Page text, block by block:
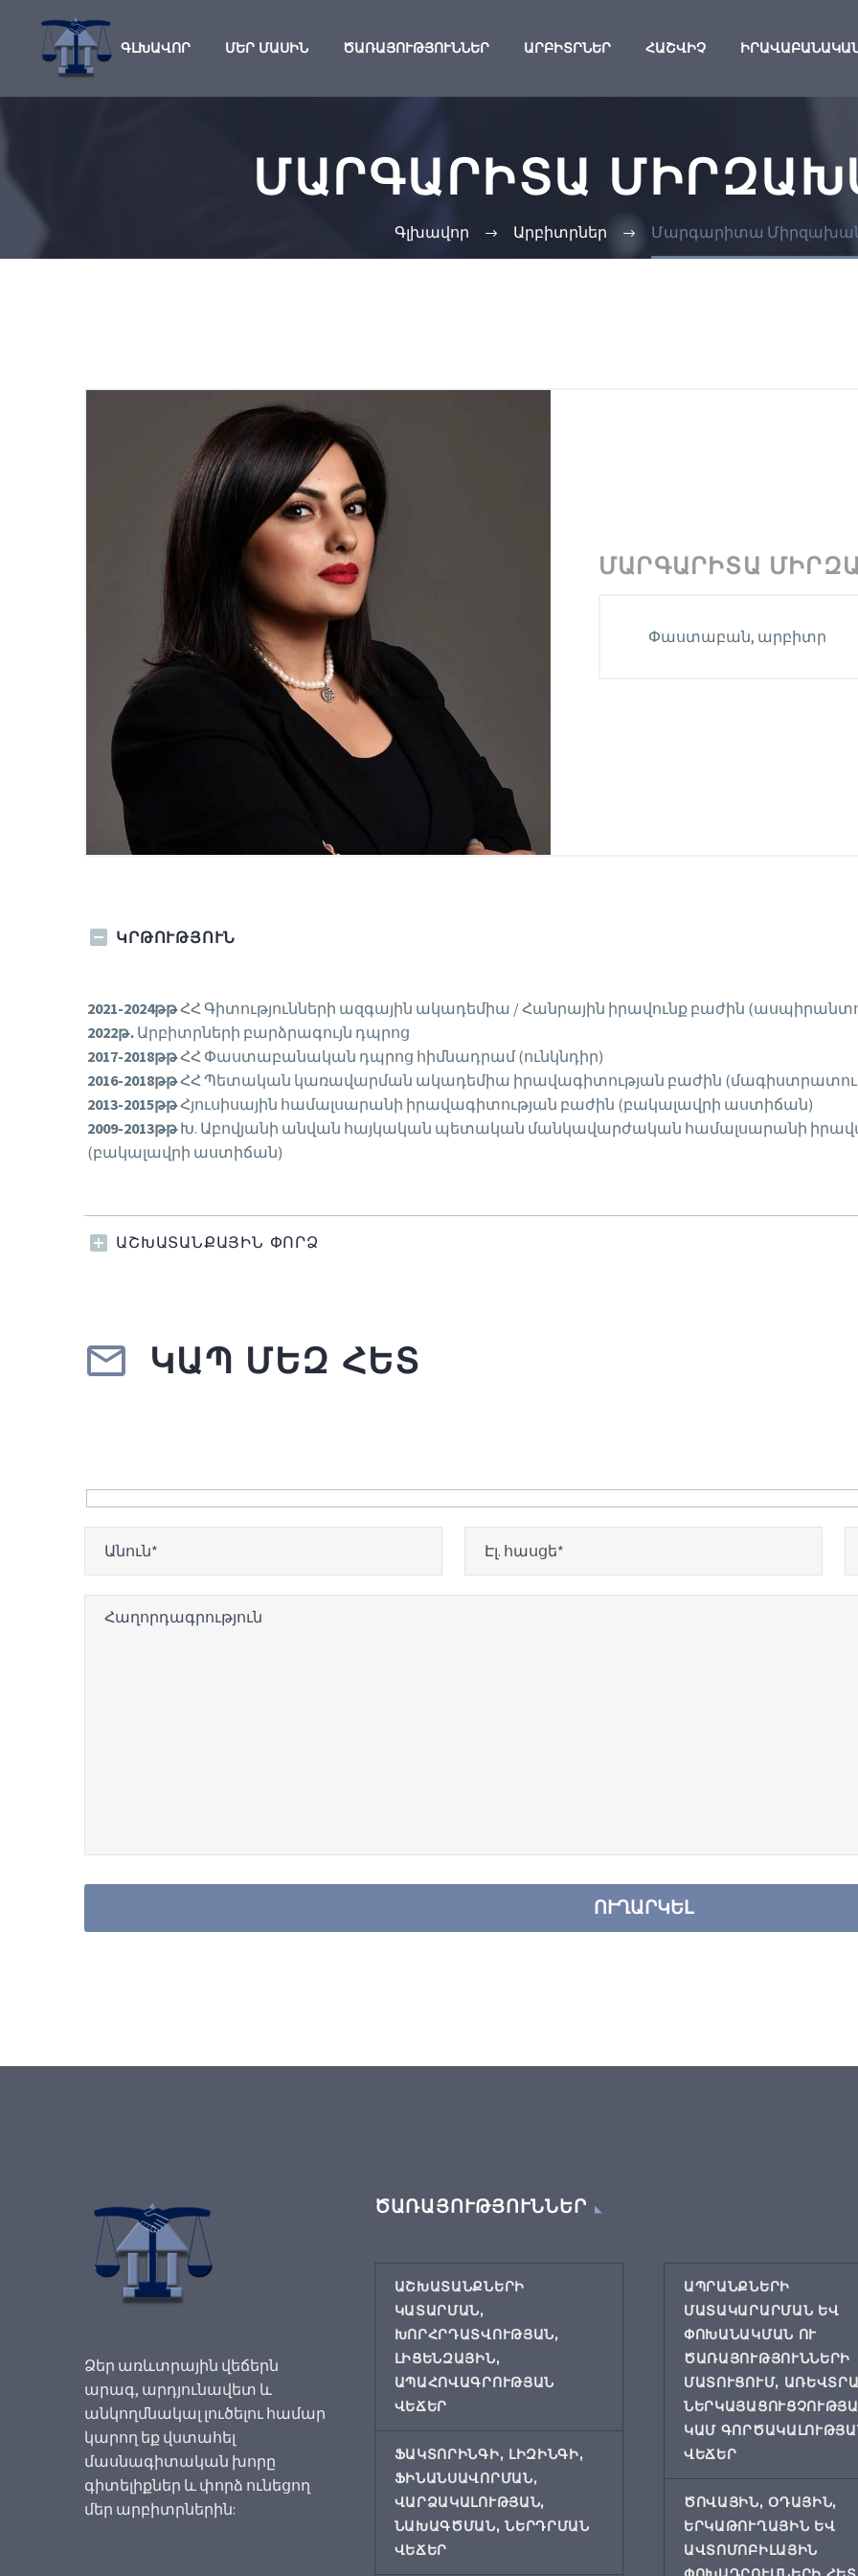
ԳԼԽԱՎՈՐ ՄԵՐ ՄԱՍԻՆ ԾԱՌԱՅՈՒԹՅՈՒՆՆԵՐ ԱՐԲԻՏՐՆԵՐ ՀԱՇՎԻՉ
ՄԱՐԳԱՐԻՏԱ
Գլխավոր Արբիտրներ Մարգարիտա
ՄԱՐԳԱՐԻՏԱ
Փաստաբան, արբիտր
ԿՐԹՈՒԹՅՈՒՆ
2021-2024թթՀՀ Գիտությունների ազգային ակադեմիա / Հանրային իրավունք բաժին
2022թ․ Արբիտրների բարձրագույն դպրոց
2017-2018թթՀՀ Փաստաբանական դպրոց հիմնադրամ (ունկնդիր)
2016-2018թթՀՀ Պետական կառավարման ակադեմիա իրավագիտության բաժին
2013-2015թթՀյուսիսային համալսարանի իրավագիտության բաժին (բակալավրի աստիճան)
2009-2013թթԽ. Աբովյանի անվան հայկական պետական մանկավարժական համալսարանի
(բակալավրի աստիճան)
ԱՇԽԱՏԱՆՔԱՅԻՆ ՓՈՐՁ

 ԿԱՊ ՄԵԶ ՀԵՏ
Ձեր առևտրային վեճերն
արագ, արդյունավետ և
անկողմնակալ լուծելու համար
կարող եք վստահել
մասնագիտական խորը
գիտելիքներ և փորձ ունեցող
մեր արբիտրներին:
ԾԱՌԱՅՈՒԹՅՈՒՆՆԵՐ
ԱՇԽԱՏԱՆՔՆԵՐԻ
ԿԱՏԱՐՄԱՆ,
ԽՈՐՀՐԴԱՏՎՈՒԹՅԱՆ,
ԼԻՑԵՆԶԱՅԻՆ,
ԱՊԱՀՈՎԱԳՐՈՒԹՅԱՆ
ՎԵՃԵՐ
ՖԱԿՏՈՐԻՆԳԻ, ԼԻԶԻՆԳԻ,
ՖԻՆԱՆՍԱՎՈՐՄԱՆ,
ՎԱՐՁԱԿԱԼՈՒԹՅԱՆ,
ՆԱԽԱԳԾՄԱՆ, ՆԵՐԴՐՄԱՆ
ՎԵՃԵՐ
ԱՊՐԱՆՔՆԵՐԻ
ՄԱՏԱԿԱՐԱՐՄԱՆ ԵՎ
ՓՈԽԱՆԱԿՄԱՆ ՈՒ
ԾԱՌԱՅՈՒԹՅՈՒՆՆԵՐԻ
ՄԱՏՈՒՑՈՒՄ,
ԿԱՄ
ՎԵՃԵՐ
ԾՈՎԱՅԻՆ, ՕԴԱՅԻՆ,
ԵՐԿԱԹՈՒՂԱՅԻՆ ԵՎ
ԱՎՏՈՄՈԲԻԼԱՅԻՆ